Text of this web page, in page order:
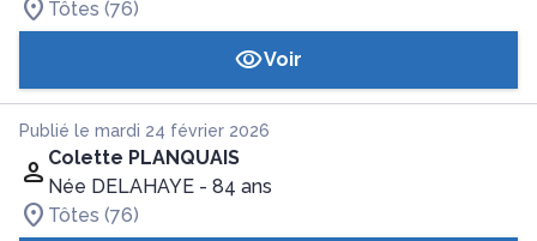
Tôtes (76)
Voir
Publié le mardi 24 février 2026
Colette PLANQUAIS
Née DELAHAYE - 84 ans
Tôtes (76)